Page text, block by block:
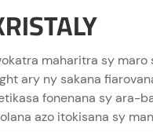
maharitra sy
ary ny sakana
fonenana sy
azo itokisana sy